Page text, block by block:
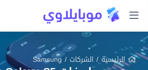
الرئيسية/ الشركات /
Samsung